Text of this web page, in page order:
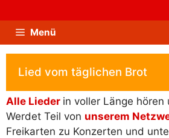
Inhalt
springenMenü
Lied vom täglichen Brot
Alle Lieder in voller Länge hören
Werdet Teil von unserem
Freikarten zu Konzerten und